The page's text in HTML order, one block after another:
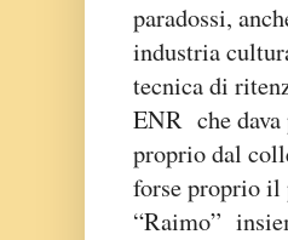
paradossi,
industria
tecnica di
ENR che
proprio dal
forse proprio il
“Raimo”